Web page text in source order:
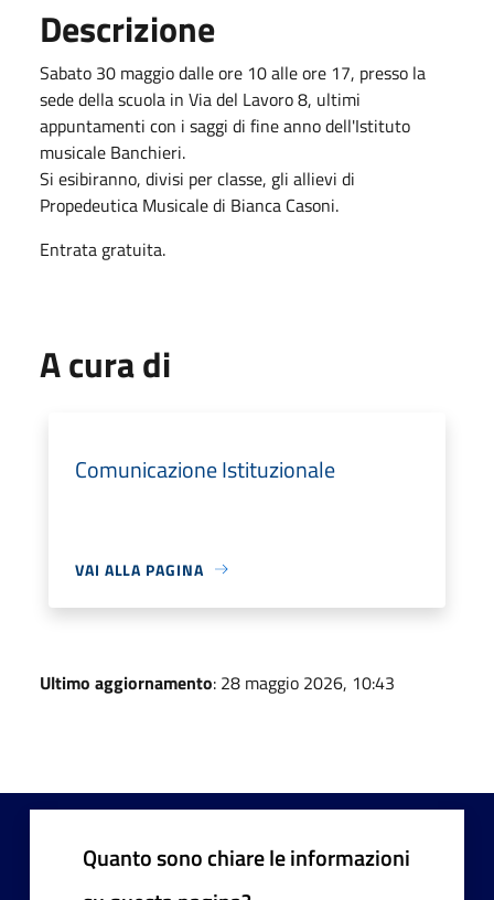
Descrizione
Sabato 30 maggio dalle ore 10 alle ore 17, presso la
sede della scuola in Via del Lavoro 8, ultimi
appuntamenti con i saggi di fine anno dell'Istituto
musicale Banchieri.
Si esibiranno, divisi per classe, gli allievi di
Propedeutica Musicaledi Bianca Casoni.
Entrata gratuita.
A cura di
Comunicazione Istituzionale
VAI ALLA PAGINA
Ultimo aggiornamento: 28 maggio 2026, 10:43
Quanto sono chiare le informazioni